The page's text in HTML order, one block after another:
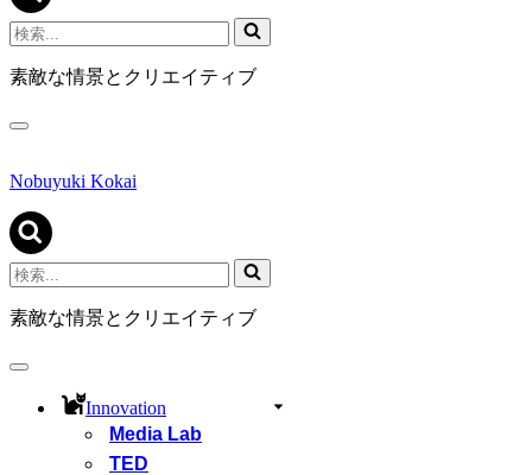
検
索...
素敵な情景とクリエイティブ
ナ
ゲ
シ
ョ
ン
メ
ニ
ュ
Nobuyuki Kokai
検
索...
素敵な情景とクリエイティブ
ナ
Innovation
Media Lab
TED